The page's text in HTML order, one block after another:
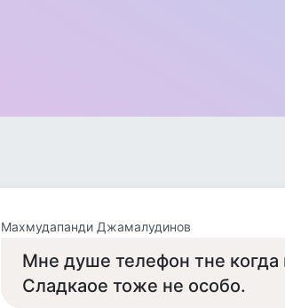
Махмудапанди Джамалудинов
Мне душе телефон тне когда
Сладкаое тоже не особо.